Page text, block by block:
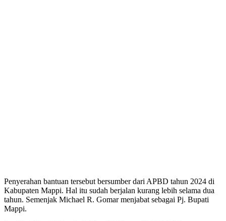
Penyerahan bantuan tersebut bersumber dari APBD tahun 2024 di
Kabupaten Mappi. Hal itu sudah berjalan kurang lebih selama dua
tahun. Semenjak Michael R. Gomar menjabat sebagai Pj. Bupati
Mappi.